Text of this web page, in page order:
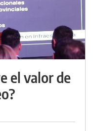
el valor de